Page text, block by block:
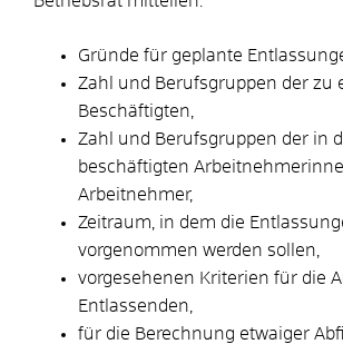
Gründe für geplante
Zahl und Berufsgruppen der zu
Beschäftigten,
Zahl und Berufsgruppen der in
beschäftigten
Arbeitnehmer,
Zeitraum, in dem die
vorgenommen werden sollen,
vorgesehenen Kriterien für die
Entlassenden,
für die Berechnung etwaiger